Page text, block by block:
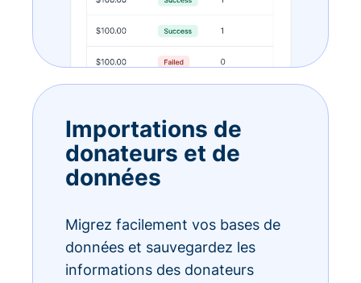
Importations de
donateurs et de
données
Migrez facilement vos bases de
données et sauvegardez les
informations des donateurs